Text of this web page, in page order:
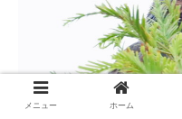
メニュー ホーム